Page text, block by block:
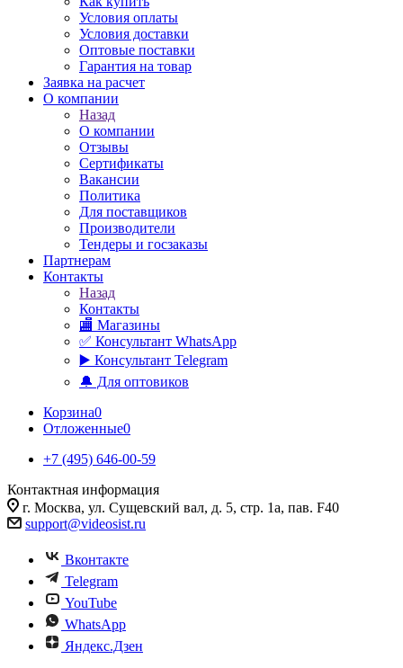
Условия оплаты
Условия доставки
Оптовые поставки
Гарантия на товар
Заявка на расчет
О компании
Назад
О компании
Отзывы
Сертификаты
Вакансии
Политика
Для поставщиков
Производители
Тендеры и госзаказы
Партнерам
Контакты
Назад
Контакты
🏬 Магазины
✅️ Консультант WhatsApp
▶️ Консультант Telegram
🔔 Для оптовиков
Корзина0
Отложенные0
+7 (495) 646-00-59
Контактная информация
г. Москва, ул. Сущевский вал, д. 5, стр. 1а, пав. F40
support@videosist.ru
Вконтакте
Telegram
YouTube
WhatsApp
Яндекс.Дзен